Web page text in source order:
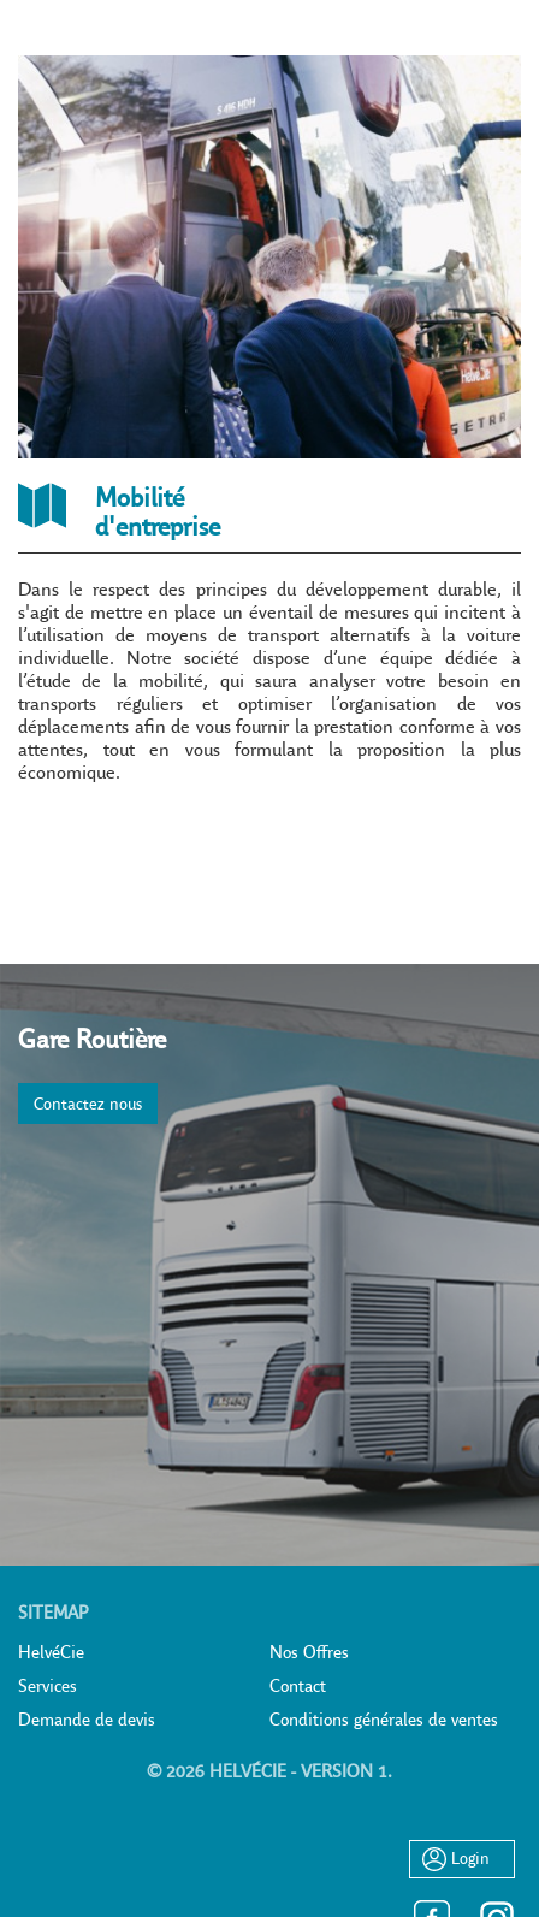
Mobilité
d'entreprise
Dans le respect des principes du développement durable, il
s'agit de mettre en place un éventail de mesures qui incitent à
l’utilisation de moyens de transport alternatifs à la voiture
individuelle. Notre société dispose d’une équipe dédiée à
l’étude de la mobilité, qui saura analyser votre besoin en
transports réguliers et optimiser l’organisation de vos
déplacements afin de vous fournir la prestation conforme à vos
attentes, tout en vous formulant la proposition la plus
économique.
Gare Routière
Contactez nous
SITEMAP
HelvéCie
Nos Offres
Services
Contact
Demande de devis
Conditions générales de ventes
Login
© 2026 HELVÉCIE - VERSION 1.